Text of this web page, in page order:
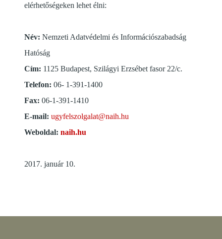
elérhetőségeken lehet élni:
Név: Nemzeti Adatvédelmi és Információszabadság
Hatóság
Cím: 1125 Budapest, Szilágyi Erzsébet fasor 22/c.
Telefon: 06- 1-391-1400
Fax: 06-1-391-1410
E-mail: ugyfelszolgalat@naih.hu
Weboldal: naih.hu
2017. január 10.